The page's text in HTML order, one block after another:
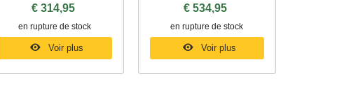
€ 314,95
en rupture de stock
Voir plus
€ 534,95
en rupture de stock
Voir plus